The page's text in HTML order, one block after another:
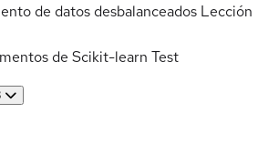
de datos desbalanceados Lección
de Scikit-learn Test